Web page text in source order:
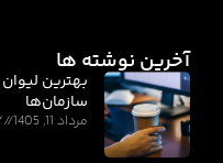
آخرین نوشته ها
بهترین
سازمان‌ها
مرداد 11, 1405